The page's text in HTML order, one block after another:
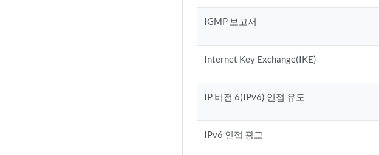
IGMP 보고서
Internet Key Exchange(IKE)
IP 버전 6(IPv6) 인접 유도
IPv6 인접 광고